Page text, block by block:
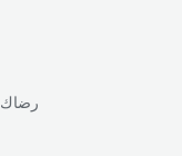
رضاك